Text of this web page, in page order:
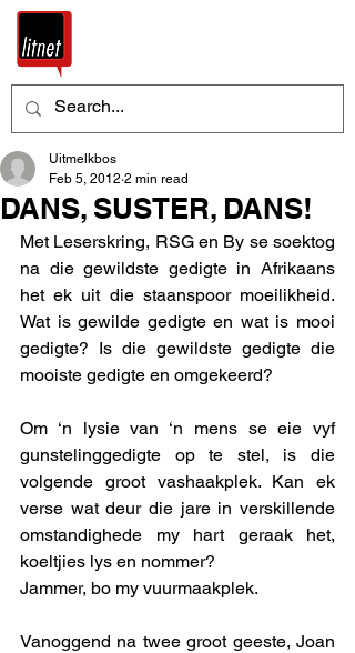
DANS, SUSTER, DANS!
Uitmelkbos
Feb 5, 2012 2 min read
Met Leserskring, RSG en By se soektog
na die gewildste gedigte in Afrikaans
het ek uit die staanspoor moeilikheid.
Wat is gewilde gedigte en wat is mooi
gedigte? Is die gewildste gedigte die
mooiste gedigte en omgekeerd?
Om ‘n lysie van ‘n mens se eie vyf
gunstelinggedigte op te stel, is die
volgende groot vashaakplek. Kan ek
verse wat deur die jare in verskillende
omstandighede my hart geraak het,
koeltjies lys en nommer?
Jammer, bo my vuurmaakplek.
Vanoggend na twee groot geeste, Joan